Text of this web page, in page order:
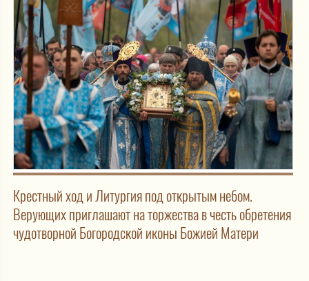
Крестный ход и Литургия под открытым небом.
Верующих приглашают на торжества в честь обретения
чудотворной Богородской иконы Божией Матери